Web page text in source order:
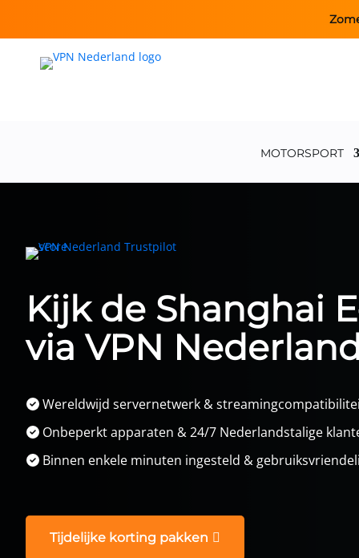
MOTORSPORT
Kijk de Shanghai
viaVPN
Wereldwijd servernetwerk &
Onbeperkt apparaten & 24/7 Nederlandstalige
Binnen enkele minuten ingesteld &
Tijdelijke korting pakken